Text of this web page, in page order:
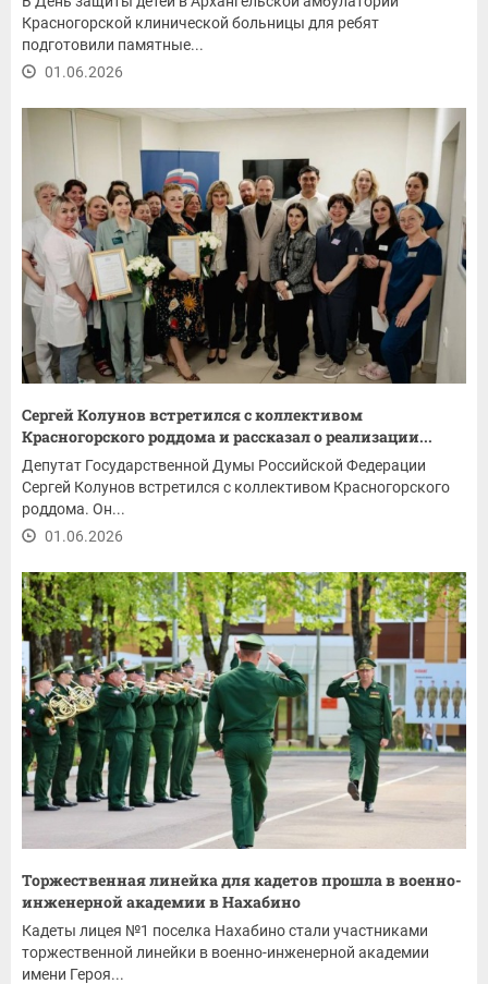
Красногорской клинической больницы для ребят
подготовили памятные...
01.06.2026
Сергей Колунов встретился с коллективом
Красногорского роддома и рассказал о реализации...
Депутат Государственной Думы Российской Федерации
Сергей Колунов встретился с коллективом Красногорского
роддома. Он...
01.06.2026
Торжественная линейка для кадетов прошла в военно-
инженерной академии в Нахабино
Кадеты лицея №1 поселка Нахабино стали участниками
торжественной линейки в военно-инженерной академии
имени Героя...